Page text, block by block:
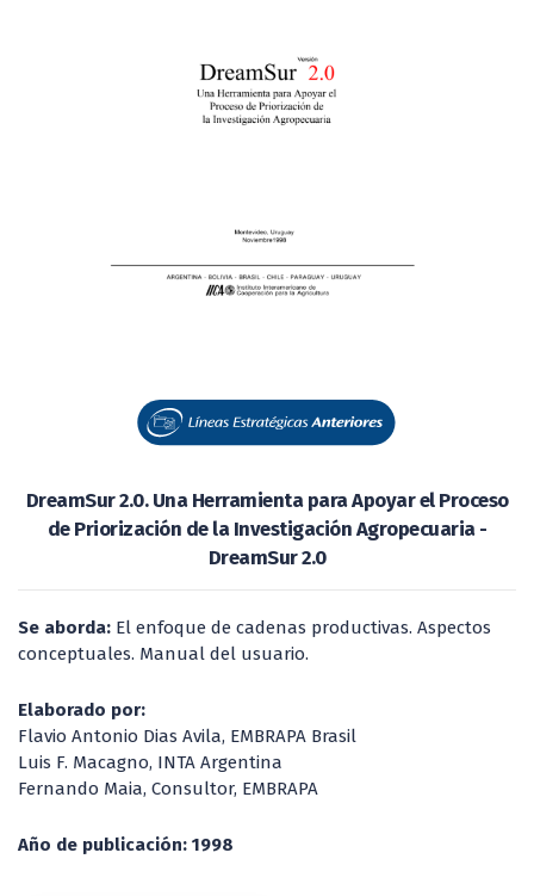
DreamSur 2.0. Una Herramienta para Apoyar el Proceso
de Priorización de la Investigación Agropecuaria -
DreamSur 2.0
Se aborda: El enfoque de cadenas productivas. Aspectos
conceptuales. Manual del usuario.
Elaborado por:
Flavio Antonio Dias Avila, EMBRAPA Brasil
Luis F. Macagno, INTA Argentina
Fernando Maia, Consultor, EMBRAPA
Año de publicación: 1998